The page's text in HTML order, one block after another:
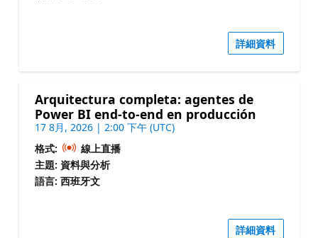
詳細資料
Arquitectura completa: agentes de
Power BI end-to-end en producción
17 8月, 2026 | 2:00 下午 (UTC)
格式:
線上直播
主題: 資料與分析
語言: 西班牙文
詳細資料